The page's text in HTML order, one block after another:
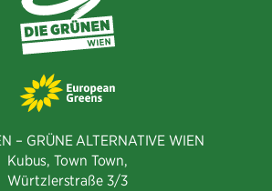
– GRÜNE ALTERNATIVE WIEN
Kubus, Town Town,
Würtzlerstraße 3/3​